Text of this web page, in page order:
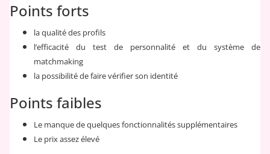
Points forts
la qualité des profils
l’efficacité du test de personnalité et du système de
matchmaking
la possibilité de faire vérifier son identité
Points faibles
Le manque de quelques fonctionnalités supplémentaires
Le prix assez élevé